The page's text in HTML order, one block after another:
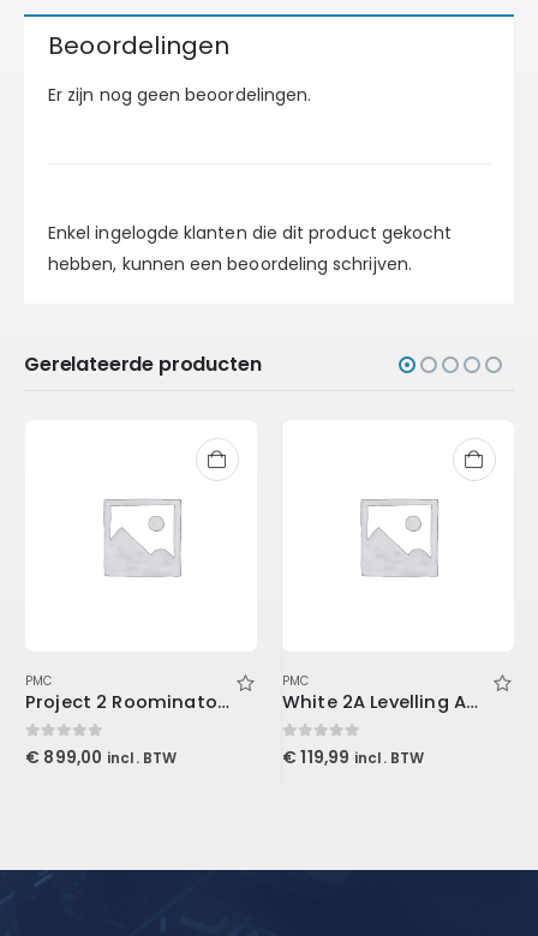
Beoordelingen
Er zijn nog geen beoordelingen.
Enkel ingelogde klanten die dit product gekocht
hebben, kunnen een beoordeling schrijven.
Gerelateerde producten
PMC
Project 2 Roominator Kit Burgundy
0out of 5
€ 899,00 incl. BTW
PMC
White 2A Levelling Amplifier (Download)
0out of 5
€ 119,99 incl. BTW